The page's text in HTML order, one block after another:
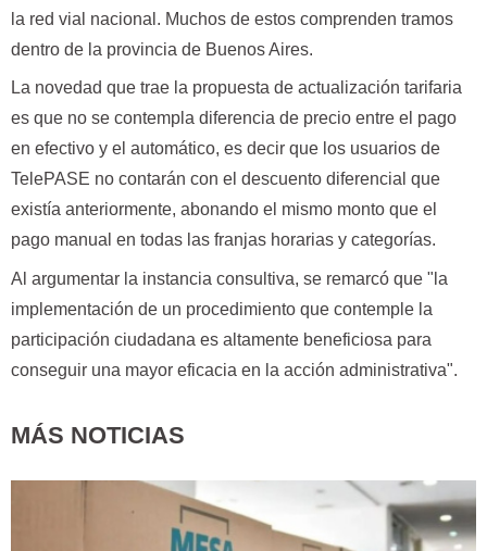
la red vial nacional. Muchos de estos comprenden tramos
dentro de la provincia de Buenos Aires.
La novedad que trae la propuesta de actualización tarifaria
es que no se contempla diferencia de precio entre el pago
en efectivo y el automático, es decir que los usuarios de
TelePASE no contarán con el descuento diferencial que
existía anteriormente, abonando el mismo monto que el
pago manual en todas las franjas horarias y categorías.
Al argumentar la instancia consultiva, se remarcó que "la
implementación de un procedimiento que contemple la
participación ciudadana es altamente beneficiosa para
conseguir una mayor eficacia en la acción administrativa".
MÁS NOTICIAS